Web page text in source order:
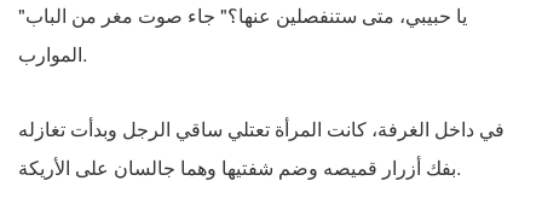
"يا حبيبي، متى ستنفصلين عنها؟" جاء صوت مغر من الباب
الموارب.
في داخل الغرفة، كانت المرأة تعتلي ساقي الرجل وبدأت تغازله
بفك أزرار قميصه وضم شفتيها وهما جالسان على الأريكة.